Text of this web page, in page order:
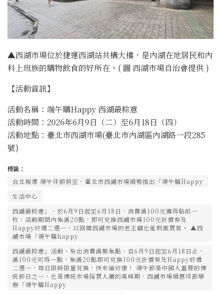
▲西湖市場位於捷運西湖站共構大樓，是內湖在地居民和內
科上班族的購物飲食的好所在。( 圖 西湖市場自治會提供 )
【活動資訊】
活動名稱：端午購Happy 西湖最粽意
活動時間：2026年6月9日（二）至6月18日（四）
活動地點：臺北市西湖市場(臺北市內湖區內湖路一段285
號)
標籤：
台北報導 端午佳節將至，臺北市西湖市場順勢推出「端午購Happy
生活中心
西湖最粽意」，於6月9日起至6月18日，消費滿100元獲得貼紙一
枚，活動期間內集滿20點，即可兌換西湖市場100元折價券及
Happy好禮二選一，以回饋西湖市場的老主顧也能刺激買氣。 ▲西
湖市場「端午購happy
西湖最粽意」活動，祭出消費滿額集點，自6月9日起至6月18日止，
滿100元可得一點，集滿20點即可兌換100元折價券及Happy好禮
二選一，每日限時限量兌換，快來搶好康！ 端午節是中國人重要的傳
統節日之一，也是傳統市場採買人潮的高峰期，西湖市場順應佳節舉
辦「端午購Happy